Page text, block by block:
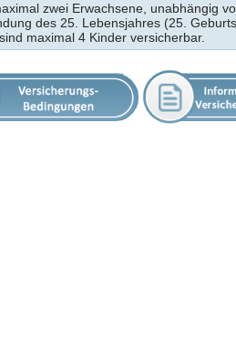
zwei Erwachsene, unabhängig
des 25. Lebensjahres (25.
maximal 4 Kinder versicherbar.